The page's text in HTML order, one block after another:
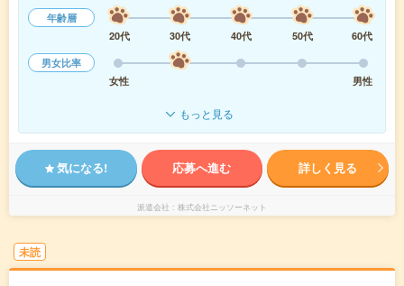
年齢層
20代
30代 40代 50代
60代
男女比率
女性
男性
もっと見る
気になる! 応募へ進む 詳しく見る
派遣会社 株式会社ニッソーネット
未読